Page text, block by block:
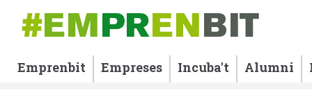
Emprenbit Empreses Incuba't Alumni